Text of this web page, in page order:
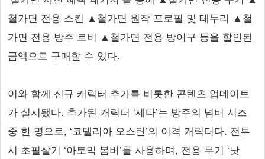
철가면 전용 스킨 ▲철가면 원작 프로필 및 테두리 ▲철
가면 전용 방주 로비 ▲철가면 전용 방어구 등을 할인된
금액으로 구매할 수 있다.
이와 함께 신규 캐릭터 추가를 비롯한 콘텐츠 업데이트
가 실시됐다. 추가된 캐릭터 ‘세타’는 방주의 넘버 시즈
중 한 명으로, ‘코델리아 오스틴’의 이격 캐릭터다. 전투
시 초필살기 ‘아토믹 봄버’를 사용하며, 전용 무기 ‘낫